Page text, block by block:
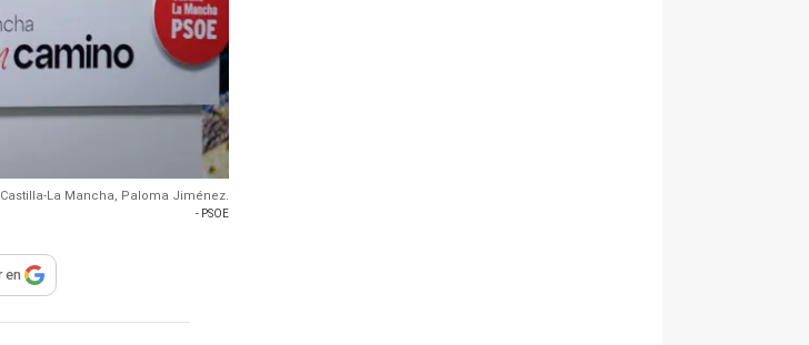
La Mancha, Paloma Jiménez.
- PSOE
compartir
en